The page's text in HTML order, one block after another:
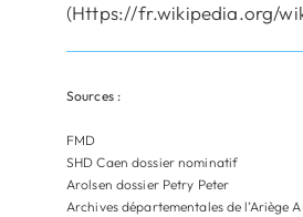
(Https://fr.wikipedia.org/
Sources :
FMD
SHD Caen dossier nominatif
Arolsen dossier Petry Peter
Archives départementales de l’Ariège